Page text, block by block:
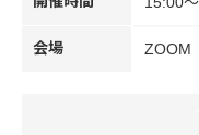
会場 ZOOM